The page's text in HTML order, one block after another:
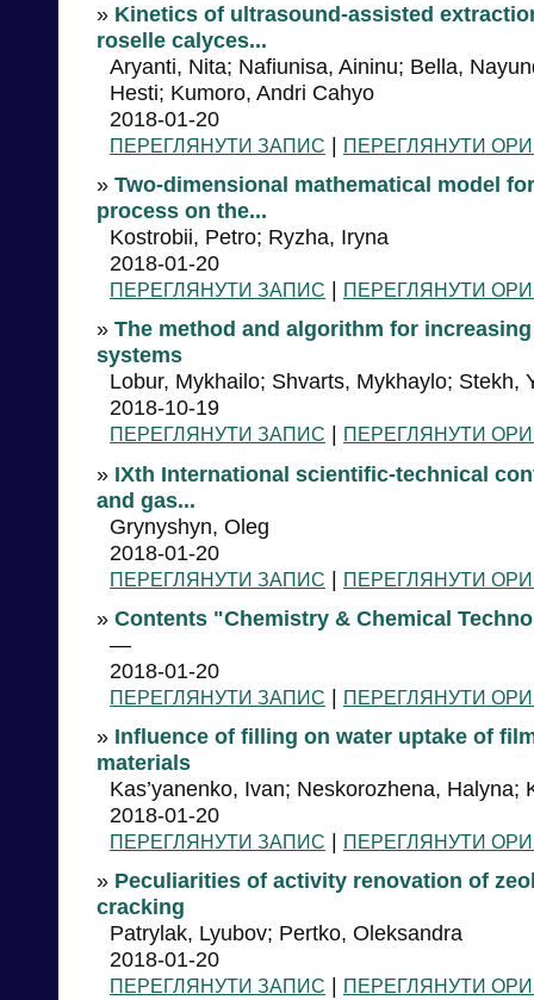
» Kinetics of ultrasound-assisted
roselle calyces...
Aryanti, Nita; Nafiunisa, Aininu; Bella,
Hesti; Kumoro, Andri Cahyo
2018-01-20
ПЕРЕГЛЯНУТИ ЗАПИС | ПЕРЕГЛЯНУТИ
» Two-dimensional mathematical model
process on the...
Kostrobii, Petro; Ryzha, Iryna
2018-01-20
ПЕРЕГЛЯНУТИ ЗАПИС | ПЕРЕГЛЯНУТИ
» The method and algorithm for
systems
Lobur, Mykhailo; Shvarts, Mykhaylo; Stekh,
2018-10-19
ПЕРЕГЛЯНУТИ ЗАПИС | ПЕРЕГЛЯНУТИ
» IXth International scientific-technical
and gas...
Grynyshyn, Oleg
2018-01-20
ПЕРЕГЛЯНУТИ ЗАПИС | ПЕРЕГЛЯНУТИ
» Contents "Chemistry & Chemical
—
2018-01-20
ПЕРЕГЛЯНУТИ ЗАПИС | ПЕРЕГЛЯНУТИ
» Influence of filling on water uptake of
materials
Kas’yanenko, Ivan; Neskorozhena, Halyna;
2018-01-20
ПЕРЕГЛЯНУТИ ЗАПИС | ПЕРЕГЛЯНУТИ
» Peculiarities of activity renovation of
cracking
Patrylak, Lyubov; Pertko, Oleksandra
2018-01-20
ПЕРЕГЛЯНУТИ ЗАПИС | ПЕРЕГЛЯНУТИ